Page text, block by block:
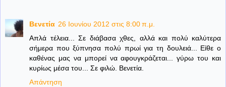
Βενετία 26 Ιουνίου 2012 στις 8:00 π.μ.
Απλά τέλεια... Σε διάβασα χθες, αλλά και πολύ καλύτερα
σήμερα που ξύπνησα πολύ πρωί για τη δουλειά... Είθε ο
καθένας μας να μπορεί να αφουγκράζεται... γύρω του και
κυρίως μέσα του... Σε φιλώ. Βενετία.
Απάντηση